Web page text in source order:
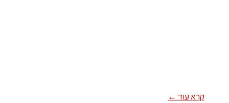
קרא עוד ←